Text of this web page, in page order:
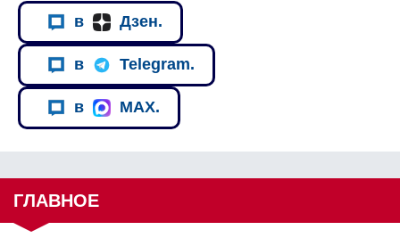
в Дзен.
в Telegram.
в MAX.
ГЛАВНОЕ